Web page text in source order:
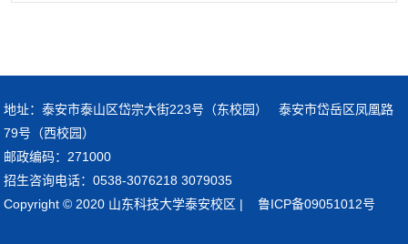
地址：泰安市泰山区岱宗大街223号（东校园） 泰安市岱岳区凤凰路
79号（西校园）
邮政编码：271000
招生咨询电话：0538-3076218 3079035
Copyright © 2020 山东科技大学泰安校区 | 鲁ICP备09051012号